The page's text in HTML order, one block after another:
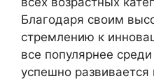
Благодаря своим
стремлению к
все популярнее
успешно развивается